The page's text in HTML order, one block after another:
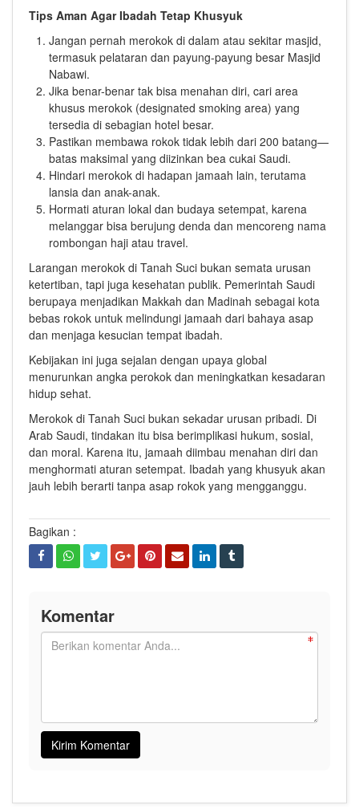
Tips Aman Agar Ibadah Tetap Khusyuk
Jangan pernah merokok di dalam atau sekitar masjid,
termasuk pelataran dan payung-payung besar Masjid
Nabawi.
Jika benar-benar tak bisa menahan diri, cari area
khusus merokok (designated smoking area) yang
tersedia di sebagian hotel besar.
Pastikan membawa rokok tidak lebih dari 200 batang—
batas maksimal yang diizinkan bea cukai Saudi.
Hindari merokok di hadapan jamaah lain, terutama
lansia dan anak-anak.
Hormati aturan lokal dan budaya setempat, karena
melanggar bisa berujung denda dan mencoreng nama
rombongan haji atau travel.
Larangan merokok di Tanah Suci bukan semata urusan
ketertiban, tapi juga kesehatan publik. Pemerintah Saudi
berupaya menjadikan Makkah dan Madinah sebagai kota
bebas rokok untuk melindungi jamaah dari bahaya asap
dan menjaga kesucian tempat ibadah.
Kebijakan ini juga sejalan dengan upaya global
menurunkan angka perokok dan meningkatkan kesadaran
hidup sehat.
Merokok di Tanah Suci bukan sekadar urusan pribadi. Di
Arab Saudi, tindakan itu bisa berimplikasi hukum, sosial,
dan moral. Karena itu, jamaah diimbau menahan diri dan
menghormati aturan setempat. Ibadah yang khusyuk akan
jauh lebih berarti tanpa asap rokok yang mengganggu.
Bagikan :
Komentar